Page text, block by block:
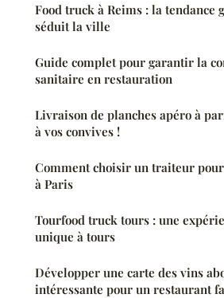
Food truck à Reims : la tendance
séduit la ville
Guide complet pour garantir la
sanitaire en restauration
Livraison de planches apéro à
à vos convives !
Comment choisir un traiteur
à Paris
Tourfood truck tours : une
unique à tours
Développer une carte des vins
intéressante pour un restaurant